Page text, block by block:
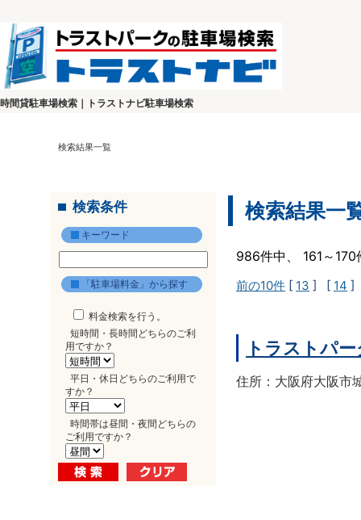
時間貸駐車場検索｜トラストナビ駐車場検索
検索結果一覧
検索条件
キーワード
「駐車場料金」から探す
料金検索を行う。
短時間・長時間どちらのご利
用ですか？
平日・休日どちらのご利用で
すか？
時間帯は昼間・夜間どちらの
ご利用ですか？
検索結果一
986件中、 161～
前の10件 [ 13 ] [ 14 ]
トラストパ
住所：大阪府大阪市